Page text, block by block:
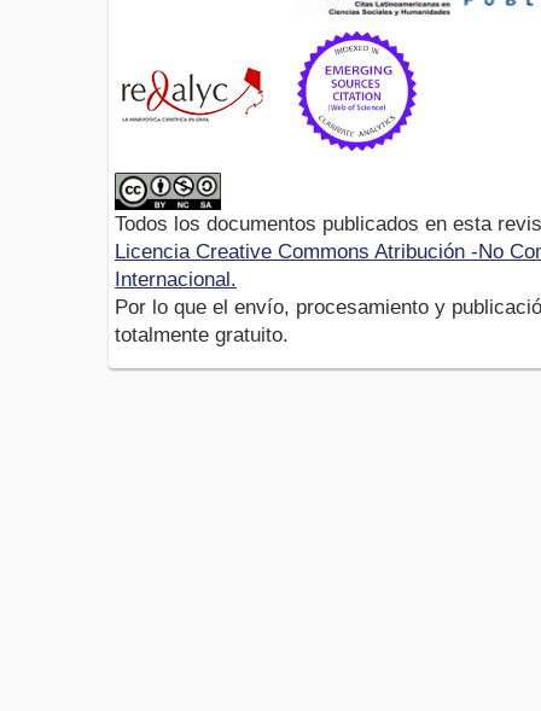
Todos los documentos publicados en esta
Licencia Creative Commons Atribución -No
Internacional.
Por lo que el envío, procesamiento y
totalmente gratuito.